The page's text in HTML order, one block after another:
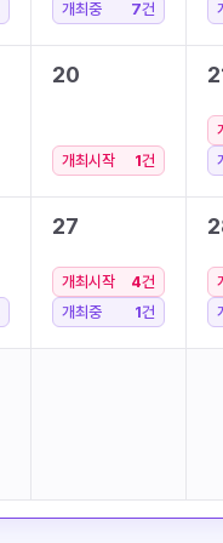
개최중 7건
20
개최시작 1건
27
개최시작 4건
개최중
1건